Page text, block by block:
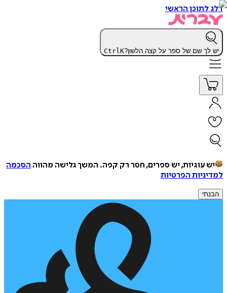
דלג לתוכן הראשי
יש לך שם של ספר על קצה הלשון? CtrlK
יש עוגיות, יש ספרים, חסר רק קפה. המשך גלישה מהווה הסכמה
למדיניות הפרטיות
הבנתי